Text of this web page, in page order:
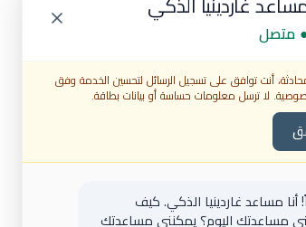
تقييم ما قبل جراحة
متصل
أنت توافق على تسجيل الرسائل لتحسين الخدمة وفق
لا ترسل معلومات حساسة أو بيانات بطاقة.
أنا مساعد غاردينيا الذكي. كيف
مساعدتك اليوم؟ يمكنني مساعدتك